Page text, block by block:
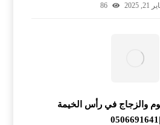
2025
86
والزجاج في رأس الخيمة
|0506691641